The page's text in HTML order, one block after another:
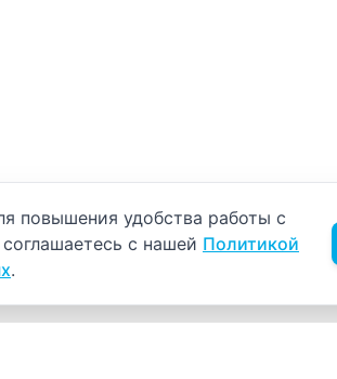
cookie
повышения удобства работы с
с нашей Политикой
.